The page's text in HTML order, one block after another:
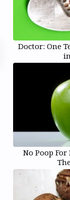
Doctor: One
No Poop